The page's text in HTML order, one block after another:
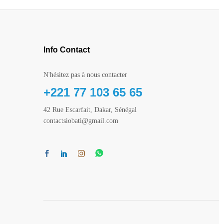
Info Contact
N'hésitez pas à nous contacter
+221 77 103 65 65
42 Rue Escarfait, Dakar, Sénégal
contactsiobati@gmail.com